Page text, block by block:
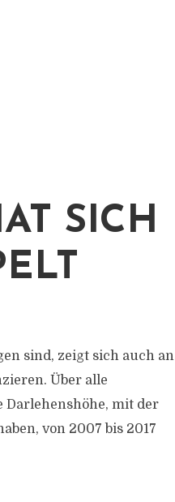
SICH
sind, zeigt sich auch an
Über alle
mit der
von 2007 bis 2017